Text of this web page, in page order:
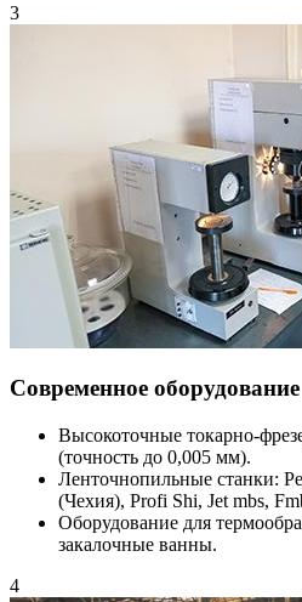
3
Современное оборудование
Высокоточные токарно-
(точность до 0,005 мм).
Ленточнопильные станки:
(Чехия), Profi Shi, Jet mbs,
Оборудование для
закалочные ванны.
4